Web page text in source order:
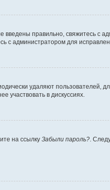
введены правильно, свяжитесь с
с администратором для
удаляют пользователей,
участвовать в дискуссиях.
на ссылку Забыли пароль? .